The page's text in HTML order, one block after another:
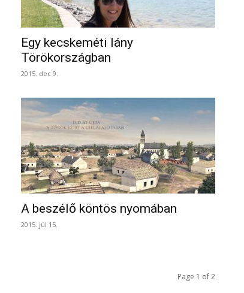
Egy kecskeméti lány
Törökországban
2015. dec 9.
A beszélő köntös nyomában
2015. júl 15.
Page 1 of 2